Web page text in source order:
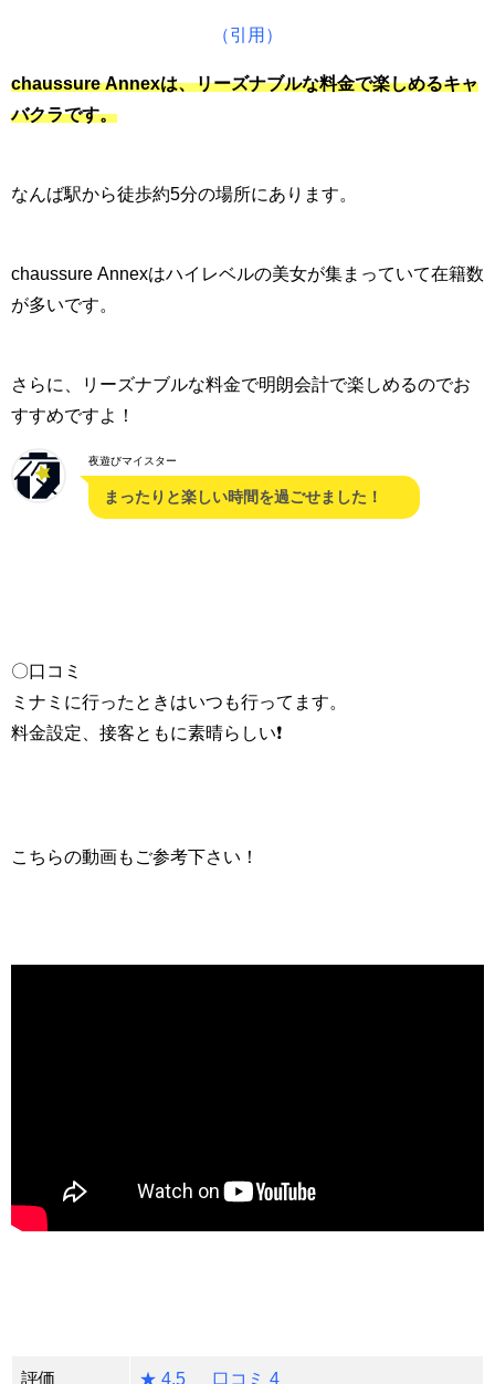
（引用）
chaussure Annexは、リーズナブルな料金で楽しめるキャ
バクラです。
なんば駅から徒歩約5分の場所にあります。
chaussure Annexはハイレベルの美女が集まっていて在籍数
が多いです。
さらに、リーズナブルな料金で明朗会計で楽しめるのでお
すすめですよ！
夜遊びマイスター
まったりと楽しい時間を過ごせました！
〇口コミ
ミナミに行ったときはいつも行ってます。
料金設定、接客ともに素晴らしい❗
こちらの動画もご参考下さい！
評価 ★ 4.5 口コミ 4